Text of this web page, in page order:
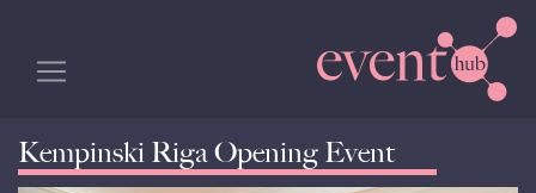
Kempinski Riga Opening Event